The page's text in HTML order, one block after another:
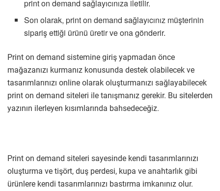
print on demand sağlayıcınıza iletilir.
Son olarak, print on demand sağlayıcınız müşterinin
sipariş ettiği ürünü üretir ve ona gönderir.
Print on demand sistemine giriş yapmadan önce
mağazanızı kurmanız konusunda destek olabilecek ve
tasarımlarınızı online olarak oluşturmanızı sağlayabilecek
print on demand siteleri ile tanışmanız gerekir. Bu sitelerden
yazının ilerleyen kısımlarında bahsedeceğiz.
Print on demand siteleri sayesinde kendi tasarımlarınızı
oluşturma ve tişört, duş perdesi, kupa ve anahtarlık gibi
ürünlere kendi tasarımlarınızı bastırma imkanınız olur.